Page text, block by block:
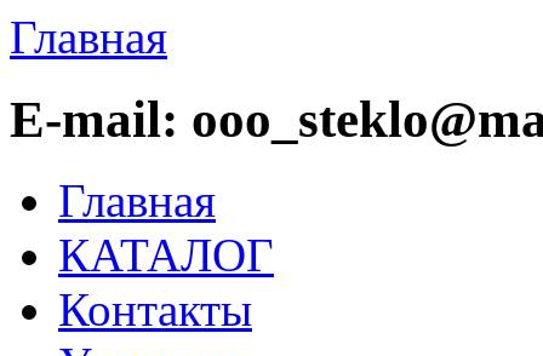
Главная
E-mail:
Главная
КАТАЛОГ
Контакты